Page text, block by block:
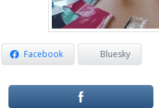
Facebook Bluesky